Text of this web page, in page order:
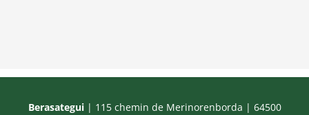
Berasategui| 115 chemin de Merinorenborda | 64500